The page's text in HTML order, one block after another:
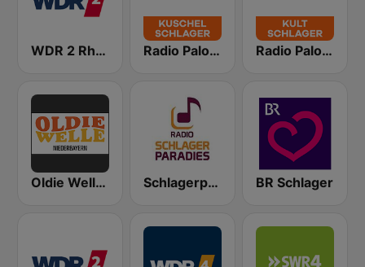
WDR 2 Rhein und Ruhr Radio Paloma Kuschelschlager Radio Paloma Kultschlager
Oldie Welle Niederbayern Schlagerparadies BR Schlager